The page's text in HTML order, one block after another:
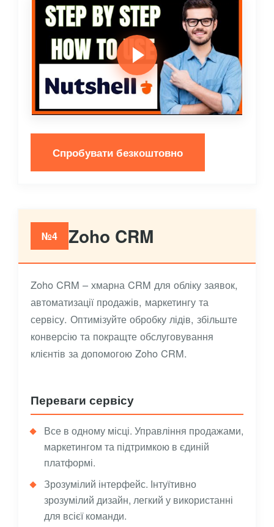
Спробувати безкоштовно
№4 Zoho CRM
Zoho CRM – хмарна CRM для обліку заявок,
автоматизації продажів, маркетингу та
сервісу. Оптимізуйте обробку лідів, збільште
конверсію та покращте обслуговування
клієнтів за допомогою Zoho CRM.
Переваги сервісу
Все в одному місці. Управління продажами,
маркетингом та підтримкою в єдиній
платформі.
Зрозумілий інтерфейс. Інтуїтивно
зрозумілий дизайн, легкий у використанні
для всієї команди.